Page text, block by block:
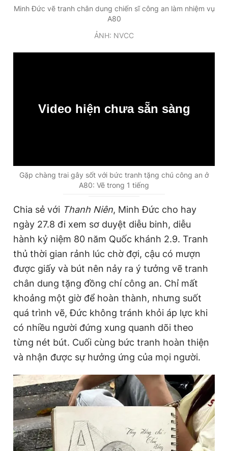
Giấy phép xuất bản số 110/GP - BTTTT cấp ngày 24.3.2020
© 2003-2026 Bản quyền thuộc về Báo Thanh Niên. Cấm sao
chép dưới mọi hình thức nếu không có sự chấp thuận bằng văn
bản. Phát triển bởi ePi Technologies, JSC.
Minh Đức vẽ tranh chân dung chiến sĩ công an làm nhiệm vụ
A80
ẢNH: NVCC
Video hiện chưa sẵn sàng
Gặp chàng trai gây sốt với bức tranh tặng chú công an ở
A80: Vẽ trong 1 tiếng
Chia sẻ với Thanh Niên, Minh Đức cho hay
ngày 27.8 đi xem sơ duyệt diễu binh, diễu
hành kỷ niệm 80 năm Quốc khánh 2.9. Tranh
thủ thời gian rảnh lúc chờ đợi, cậu có mượn
được giấy và bút nên nảy ra ý tưởng vẽ tranh
chân dung tặng đồng chí công an. Chỉ mất
khoảng một giờ để hoàn thành, nhưng suốt
quá trình vẽ, Đức không tránh khỏi áp lực khi
có nhiều người đứng xung quanh dõi theo
từng nét bút. Cuối cùng bức tranh hoàn thiện
và nhận được sự hưởng ứng của mọi người.